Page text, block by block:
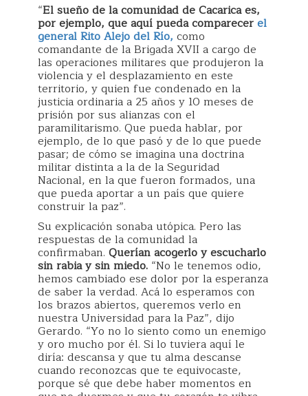
“El sueño de la comunidad de Cacarica es,
por ejemplo, que aquí pueda comparecerel
general Rito Alejo del Río, como
comandante de la Brigada XVII a cargo de
las operaciones militares que produjeron la
violencia y el desplazamiento en este
territorio, y quien fue condenado en la
justicia ordinaria a 25 años y 10 meses de
prisión por sus alianzas con el
paramilitarismo. Que pueda hablar, por
ejemplo, de lo que pasó y de lo que puede
pasar; de cómo se imagina una doctrina
militar distinta a la de la Seguridad
Nacional, en la que fueron formados, una
que pueda aportar a un país que quiere
construir la paz”.
Su explicación sonaba utópica. Pero las
respuestas de la comunidad la
confirmaban. Querían acogerlo y escucharlo
sin rabia y sin miedo. “No le tenemos odio,
hemos cambiado ese dolor por la esperanza
de saber la verdad. Acá lo esperamos con
los brazos abiertos, queremos verlo en
nuestra Universidad para la Paz”, dijo
Gerardo. “Yo no lo siento como un enemigo
y oro mucho por él. Si lo tuviera aquí le
diría: descansa y que tu alma descanse
cuando reconozcas que te equivocaste,
porque sé que debe haber momentos en